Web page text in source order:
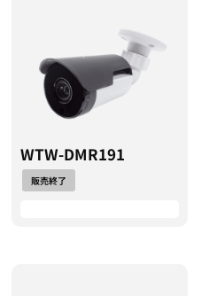
WTW-DMR191
販売終了